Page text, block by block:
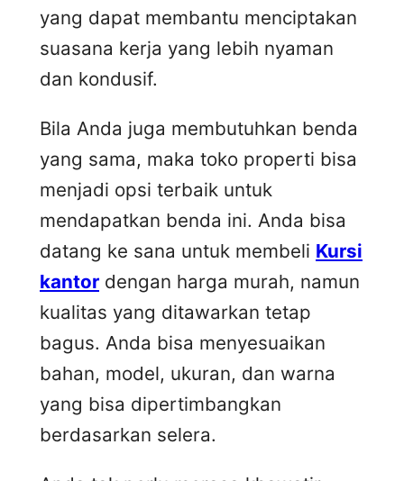
yang dapat membantu menciptakan
suasana kerja yang lebih nyaman
dan kondusif.
Bila Anda juga membutuhkan benda
yang sama, maka toko properti bisa
menjadi opsi terbaik untuk
mendapatkan benda ini. Anda bisa
datang ke sana untuk membeli Kursi
kantor dengan harga murah, namun
kualitas yang ditawarkan tetap
bagus. Anda bisa menyesuaikan
bahan, model, ukuran, dan warna
yang bisa dipertimbangkan
berdasarkan selera.